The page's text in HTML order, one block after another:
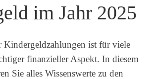
im Jahr 2025
Kindergeldzahlungen ist für viele
finanzieller Aspekt. In diesem
Sie alles Wissenswerte zu den